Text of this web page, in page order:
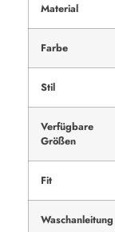
Material
Farbe
Stil
Verfügbare
Größen
Fit
Waschanleitung